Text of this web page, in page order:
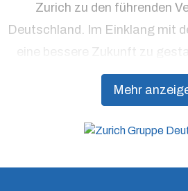
Mehr
Zurich zu den führenden
Deutschland. Im Einklang mit
eine bessere Zukunft zu
Präventionsdienstleistungen
Versicherungsprodukte